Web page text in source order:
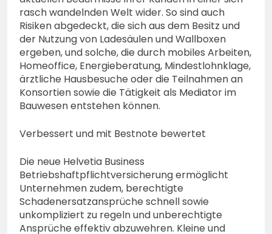
rasch wandelnden Welt wider. So sind auch
Risiken abgedeckt, die sich aus dem Besitz und
der Nutzung von Ladesäulen und Wallboxen
ergeben, und solche, die durch mobiles Arbeiten,
Homeoffice, Energieberatung, Mindestlohnklage,
ärztliche Hausbesuche oder die Teilnahmen an
Konsortien sowie die Tätigkeit als Mediator im
Bauwesen entstehen können.
Verbessert und mit Bestnote bewertet
Die neue Helvetia Business
Betriebshaftpflichtversicherung ermöglicht
Unternehmen zudem, berechtigte
Schadenersatzansprüche schnell sowie
unkompliziert zu regeln und unberechtigte
Ansprüche effektiv abzuwehren. Kleine und